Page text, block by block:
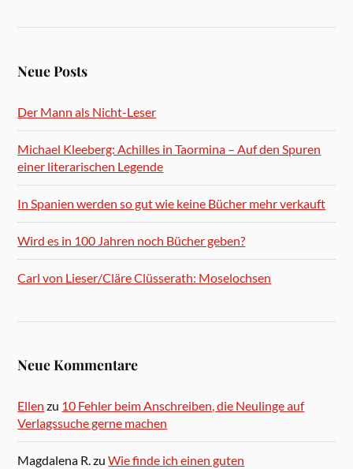
Neue Posts
Der Mann als Nicht-Leser
Michael Kleeberg: Achilles in Taormina – Auf den Spuren
einer literarischen Legende
In Spanien werden so gut wie keine Bücher mehr verkauft
Wird es in 100 Jahren noch Bücher geben?
Carl von Lieser/Cläre Clüsserath: Moselochsen
Neue Kommentare
Ellen zu 10 Fehler beim Anschreiben, die Neulinge auf
Verlagssuche gerne machen
Magdalena R.zuWie finde ich einen guten